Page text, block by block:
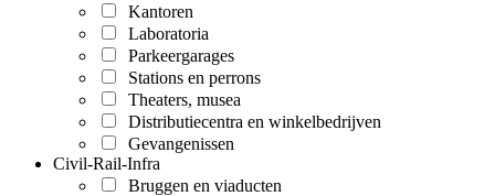
Kantoren
Laboratoria
Parkeergarages
Stations en perrons
Theaters, musea
Distributiecentra en winkelbedrijven
Gevangenissen
Civil-Rail-Infra
Bruggen en viaducten